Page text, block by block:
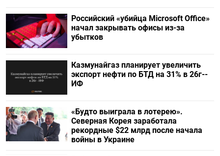
Российский «убийца Microsoft Office»
начал закрывать офисы из-за
убытков
Казмунайгаз планирует увеличить
экспорт нефти по БТД на 31% в 26г--
ИФ
«Будто выиграла в лотерею».
Северная Корея заработала
рекордные $22 млрд после начала
войны в Украине